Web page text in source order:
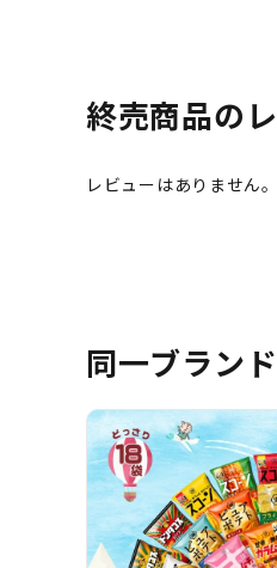
終売商品の
同一ブラン